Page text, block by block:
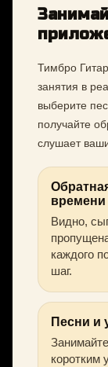
Тимбро
занятия в
выберите
получайте
слушает
времени
Видно,
каждого
шаг.
Песни и
коротким